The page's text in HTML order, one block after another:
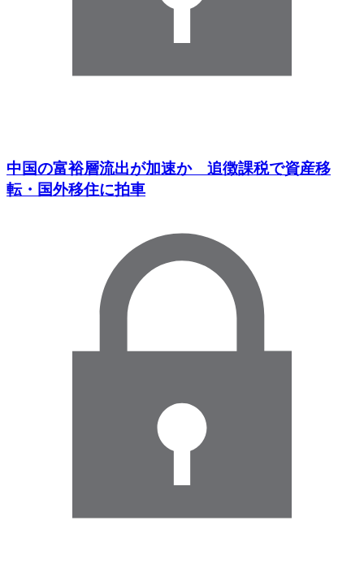
中国の富裕層流出が加速か 追徴課税で資産移
転・国外移住に拍車